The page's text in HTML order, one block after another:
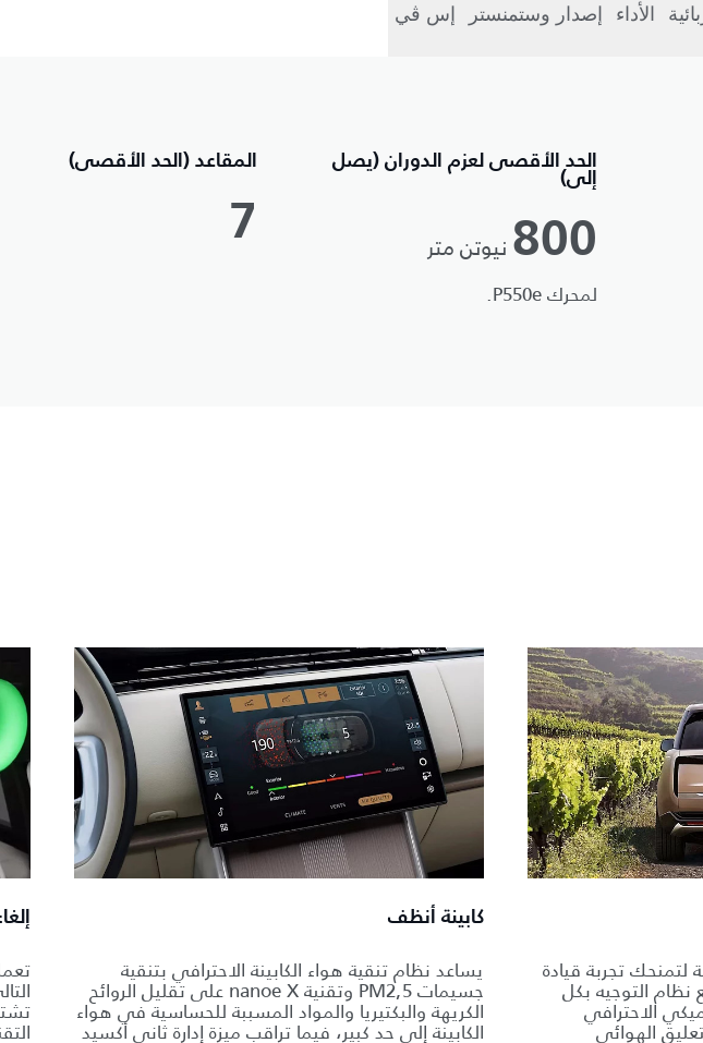
الأداء إصدار وستمنستر إس ڤي
الحد الأقصى لعزم الدوران (يصل
إلى)
800 نيوتن متر
لمحرك P550e.
المقاعد (الحد الأقصى)
7
لتمنحك تجربة قيادة
التوجيه بكل
الاحترافي
الهوائي
كابينة أنظف
يساعد نظام تنقية هواء الكابينة الاحترافي بتنقية
جسيمات PM2,5 وتقنية nanoe X على تقليل الروائح
الكريهة والبكتيريا والمواد المسببة للحساسية في هواء
الكابينة إلى حد كبير، فيما تراقب ميزة إدارة ثاني أكسيد